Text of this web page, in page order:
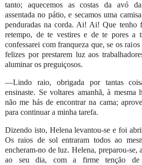
tanto; aquecemos as costas da avó
assentada no pátio, e secamos uma
penduradas na corda. Ai! Ai! Que tenho
retempo, de te vestires e de te pores a
confessarei com franqueza que, se os
felizes por prestarem luz aos
aluminar os preguiçosos.
—Lindo raio, obrigada por tantas
ensinaste. Se voltares amanhã, à mesma
não me hás de encontrar na cama;
para continuar a minha tarefa.
Dizendo isto, Helena levantou-se e foi
Os raios de sol entraram todos ao
encheram-no de luz. Helena, preparou-
ao seu dia, com a firme tenção de